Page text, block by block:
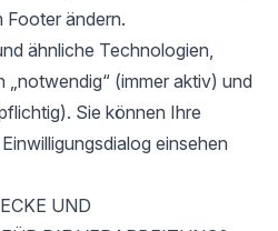
Footer ändern.
ähnliche Technologien,
„notwendig“ (immer aktiv) und
Sie können Ihre
einsehen
UND